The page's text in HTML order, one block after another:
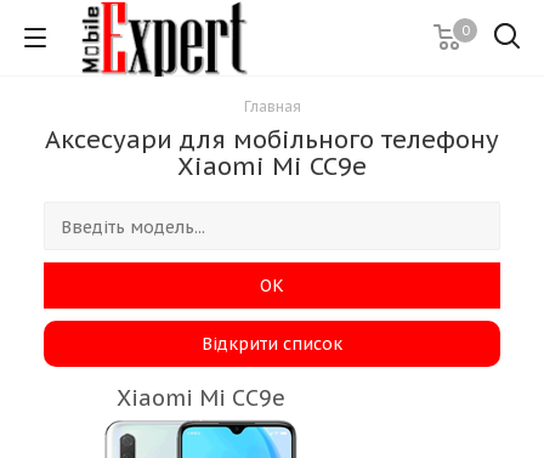
0
Главная
Аксесуари для мобільного телефону
Xiaomi Mi CC9e
ОК
Відкрити список
Xiaomi Mi CC9e